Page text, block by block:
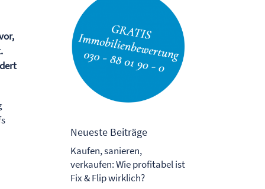
Neueste Beiträge
Kaufen, sanieren,
verkaufen: Wie profitabel ist
Fix & Flip wirklich?